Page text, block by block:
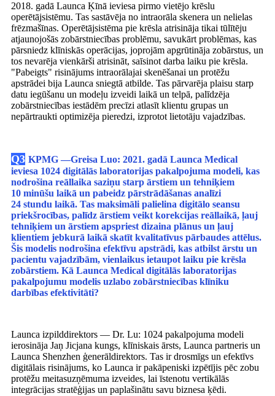
2018. gadā Launca Ķīnā ieviesa pirmo vietējo krēslu
operētājsistēmu. Tas sastāvēja no intraorāla skenera un nelielas
frēzmašīnas. Operētājsistēma pie krēsla atrisināja tikai tūlītēju
atjaunojošās zobārstniecības problēmu, savukārt problēmas, kas
pārsniedz klīniskās operācijas, joprojām apgrūtināja zobārstus, un
tos nevarēja vienkārši atrisināt, saīsinot darba laiku pie krēsla.
"Pabeigts" risinājums intraorālajai skenēšanai un protēžu
apstrādei bija Launca sniegtā atbilde. Tas pārvarēja plaisu starp
datu iegūšanu un modeļu izveidi laikā un telpā, palīdzēja
zobārstniecības iestādēm precīzi atlasīt klientu grupas un
nepārtraukti optimizēja pieredzi, izprotot lietotāju vajadzības.
Q3 KPMG —Greisa Luo: 2021. gadā Launca Medical
ieviesa 1024 digitālās laboratorijas pakalpojuma modeli, kas
nodrošina reāllaika saziņu starp ārstiem un tehniķiem
10 minūšu laikā un pabeidz pārstrādāšanas analīzi
24 stundu laikā. Tas maksimāli palielina digitālo seansu
priekšrocības, palīdz ārstiem veikt korekcijas reāllaikā, ļauj
tehniķiem un ārstiem apspriest dizaina plānus un ļauj
klientiem jebkurā laikā skatīt kvalitatīvus pārbaudes attēlus.
Šis modelis nodrošina efektīvu apstrādi, kas atbilst ārstu un
pacientu vajadzībām, vienlaikus ietaupot laiku pie krēsla
zobārstiem. Kā Launca Medical digitālās laboratorijas
pakalpojumu modelis uzlabo zobārstniecības klīniku
darbības efektivitāti?
Launca izpilddirektors — Dr. Lu: 1024 pakalpojuma modeli
ierosināja Jaņ Jicjana kungs, klīniskais ārsts, Launca partneris un
Launca Shenzhen ģenerāldirektors. Tas ir drosmīgs un efektīvs
digitālais risinājums, ko Launca ir pakāpeniski izpētījis pēc zobu
protēžu meitasuzņēmuma izveides, lai īstenotu vertikālās
integrācijas stratēģijas un paplašinātu savu biznesa ķēdi.